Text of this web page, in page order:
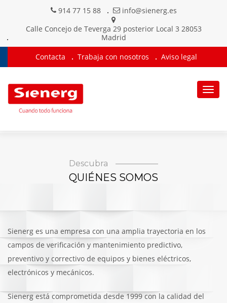
914 77 15 88
info@sienerg.es
Calle Concejo de Teverga 29 posterior Local 3 28053
Madrid
Contacta
Trabaja con nosotros Aviso legal
Descubra
QUIÉNES SOMOS
Sienerg es una empresa con una amplia trayectoria en los
campos de verificación y mantenimiento predictivo,
preventivo y correctivo de equipos y bienes eléctricos,
electrónicos y mecánicos.
Sienerg está comprometida desde 1999 con la calidad del